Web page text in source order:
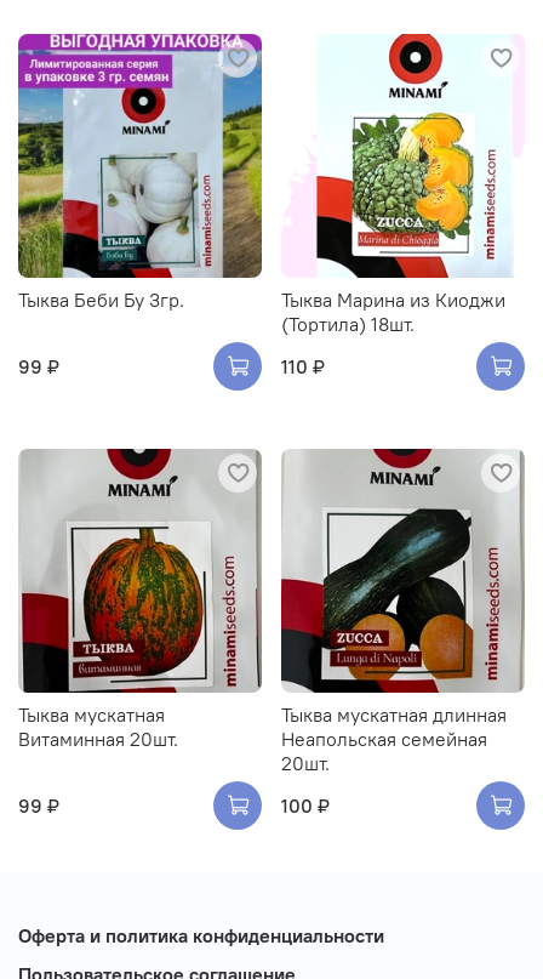
Тыква Беби Бу 3гр.
99 ₽
Тыква Марина из Киоджи
(Тортила) 18шт.
110 ₽
Тыква мускатная
Витаминная 20шт.
99 ₽
Тыква мускатная длинная
Неапольская семейная
20шт.
100 ₽
Оферта и политика конфиденциальности